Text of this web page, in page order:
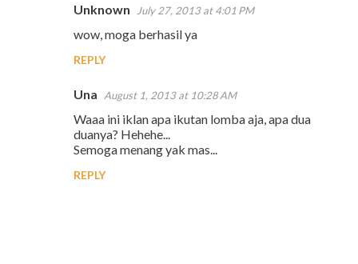
Unknown July 27, 2013 at 4:01 PM
wow, moga berhasil ya
REPLY
Una August 1, 2013 at 10:28 AM
Waaa ini iklan apa ikutan lomba aja, apa dua
duanya? Hehehe...
Semoga menang yak mas...
REPLY